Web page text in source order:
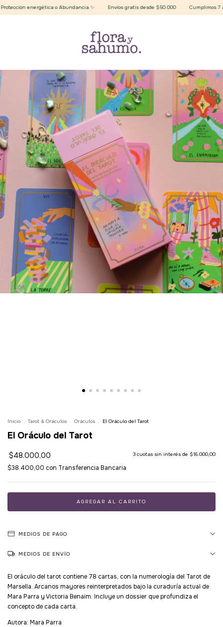
energética o Abundancia ✨ Envíos gratis desde $50.000 Cumplimos 7
Inicio . Tarot & Oráculos . Oráculos . El Oráculo del Tarot
El Oráculo del Tarot
$48.000,00 3 cuotas sin interés de $16.000,00
$38.400,00 con Transferencia Bancaria
MEDIOS DE PAGO
MEDIOS DE ENVÍO
El oráculo del tarot contiene 78 cartas, con la numerología del Tarot de
Marsella. Arcanos mayores reinterpretados bajo la curaduría actual de
Mara Parra y Victoria Benaim. Incluye un dossier que profundiza el
concepto de cada carta.
Autora: Mara Parra